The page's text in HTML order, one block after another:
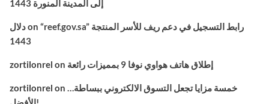
إلى المدينة المنورة 1443
دلالon “reef.gov.sa” رابط التسجيل في دعم ريف للأسر المنتجة
1443
zortilonrel on إطلاق هاتف هواوي نوفا 9 بمميزات رائعة
zortilonrel on خمسة مزايا تجعل التسوق الالكتروني ببساطة…